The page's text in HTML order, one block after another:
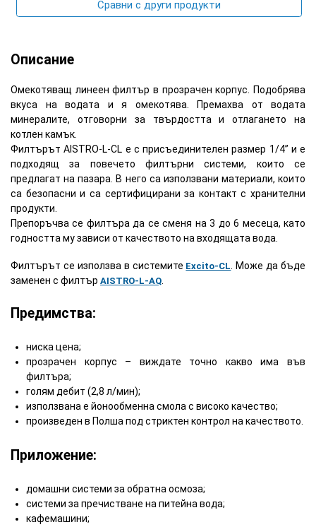
Сравни с други продукти
Описание
Омекотяващ линеен филтър в прозрачен корпус. Подобрява
вкуса на водата и я омекотява. Премахва от водата
минералите, отговорни за твърдостта и отлагането на
котлен камък.
Филтърът AISTRO-L-CL е с присъединителен размер 1/4” и е
подходящ за повечето филтърни системи, които се
предлагат на пазара. В него са използвани материали, които
са безопасни и са сертифицирани за контакт с хранителни
продукти.
Препоръчва се филтъра да се сменя на 3 до 6 месеца, като
годността му зависи от качеството на входящата вода.
Филтърът се използва в системите Excito-CL. Може да бъде
заменен с филтър AISTRO-L-AQ.
Предимства:
ниска цена;
прозрачен корпус – виждате точно какво има във
филтъра;
голям дебит (2,8 л/мин);
използвана е йонообменна смола с високо качество;
произведен в Полша под стриктен контрол на качеството.
Приложение:
домашни системи за обратна осмоза;
системи за пречистване на питейна водa;
кафемашини;